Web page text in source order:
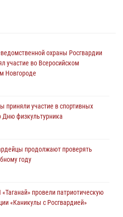
охраны Росгвардии
участие во Всеросийском
Новгороде
участие в спортивных
Дню физкультурника
продолжают проверять
году
провели патриотическую
«Каникулы с Росгвардией»